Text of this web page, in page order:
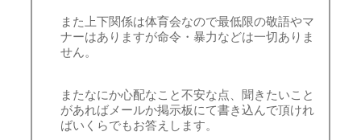
また上下関係は体育会なので最低限の敬語やマ
ナーはありますが命令・暴力などは一切ありま
せん。
またなにか心配なこと不安な点、聞きたいこと
があればメールか掲示板にて書き込んで頂けれ
ばいくらでもお答えします。